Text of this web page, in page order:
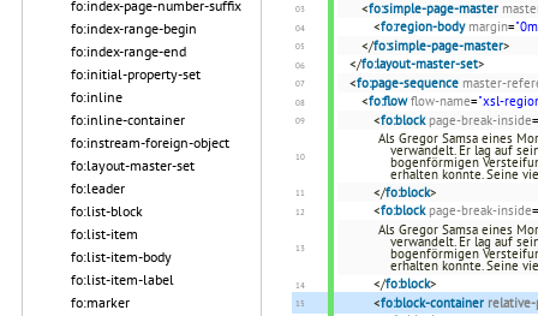
fo:index-page-number-suffix
fo:index-range-begin
fo:index-range-end
fo:initial-property-set
fo:inline
fo:inline-container
fo:instream-foreign-object
fo:layout-master-set
fo:leader
fo:list-block
fo:list-item
fo:list-item-body
fo:list-item-label
fo:marker
<fo:simple-page-master
<fo:region-body margin=
</fo:simple-page-master>
</fo:layout-master-set>
<fo:page-sequence master-
<fo:flow flow-name="xsl-
<fo:block page-break-inside=
Als Gregor Samsa eines
verwandelt. Er lag auf
bogenförmigen
erhalten konnte. Seine
</fo:block>
<fo:block page-break-inside=
Als Gregor Samsa eines
verwandelt. Er lag auf
bogenförmigen
erhalten konnte. Seine
</fo:block>
<fo:block-container